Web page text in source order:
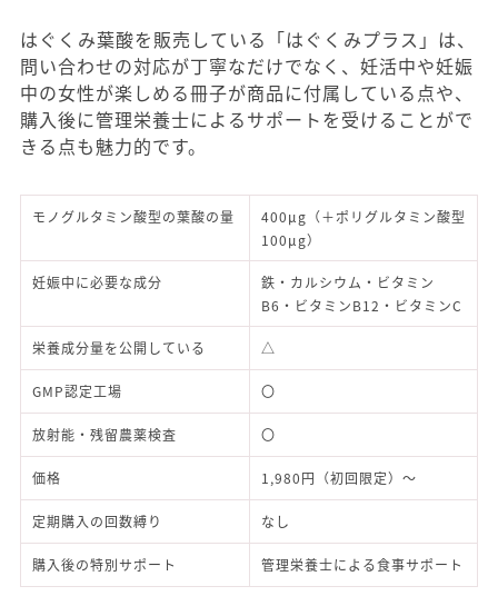
はぐくみ葉酸を販売している「はぐくみプラス」は、
問い合わせの対応が丁寧なだけでなく、妊活中や妊娠
中の女性が楽しめる冊子が商品に付属している点や、
購入後に管理栄養士によるサポートを受けることがで
きる点も魅力的です。
モノグルタミン酸型の葉酸の量
400μg（＋ポリグルタミン酸型
100μg）
妊娠中に必要な成分
鉄・カルシウム・ビタミン
B6・ビタミンB12・ビタミンC
栄養成分量を公開している △
GMP認定工場 〇
放射能・残留農薬検査 〇
価格 1,980円（初回限定）～
定期購入の回数縛り なし
購入後の特別サポート 管理栄養士による食事サポート